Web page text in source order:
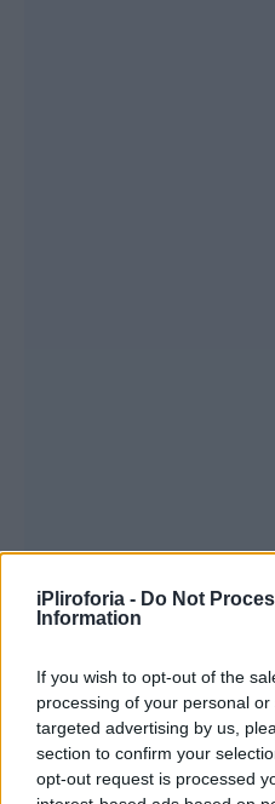
iPliroforia - Do Not
Information
If you wish to opt-out of the
processing of your personal
targeted advertising by us,
section to confirm your
opt-out request is processed